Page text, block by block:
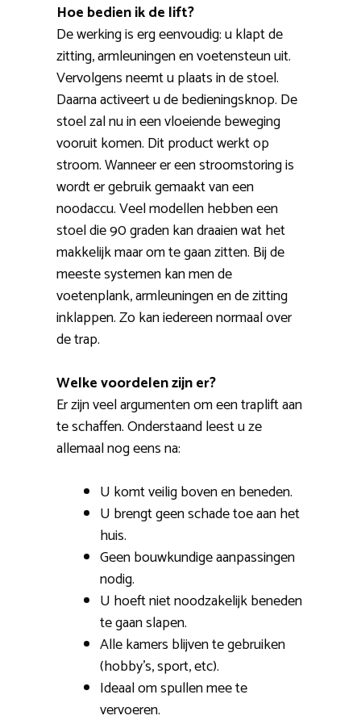
Hoe bedien ik de lift?
De werking is erg eenvoudig: u klapt de
zitting, armleuningen en voetensteun uit.
Vervolgens neemt u plaats in de stoel.
Daarna activeert u de bedieningsknop. De
stoel zal nu in een vloeiende beweging
vooruit komen. Dit product werkt op
stroom. Wanneer er een stroomstoring is
wordt er gebruik gemaakt van een
noodaccu. Veel modellen hebben een
stoel die 90 graden kan draaien wat het
makkelijk maar om te gaan zitten. Bij de
meeste systemen kan men de
voetenplank, armleuningen en de zitting
inklappen. Zo kan iedereen normaal over
de trap.
Welke voordelen zijn er?
Er zijn veel argumenten om een traplift aan
te schaffen. Onderstaand leest u ze
allemaal nog eens na:
U komt veilig boven en beneden.
U brengt geen schade toe aan het
huis.
Geen bouwkundige aanpassingen
nodig.
U hoeft niet noodzakelijk beneden
te gaan slapen.
Alle kamers blijven te gebruiken
(hobby’s, sport, etc).
Ideaal om spullen mee te
vervoeren.